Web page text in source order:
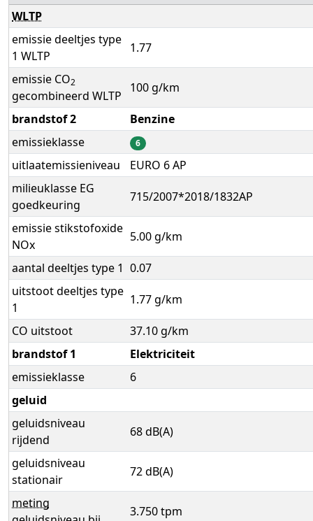
WLTP
emissie deeltjes type
1 WLTP
1.77
emissie CO2
gecombineerd WLTP
100 g/km
brandstof 2
Benzine
emissieklasse
6
uitlaatemissieniveau
EURO 6 AP
milieuklasse EG
goedkeuring
715/2007*2018/1832AP
emissie stikstofoxide
NOx
5.00 g/km
aantal deeltjes type 1 0.07
uitstoot deeltjes type
1
1.77 g/km
CO uitstoot
37.10 g/km
brandstof 1
Elektriciteit
emissieklasse
6
geluid
geluidsniveau
rijdend
68 dB(A)
geluidsniveau
stationair
72 dB(A)
meting
3.750 tpm